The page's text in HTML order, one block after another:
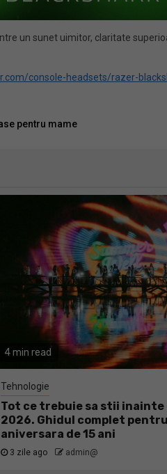
un sunet uimitor, claritate
console-headsets/razer-
pentru mame
4 min read
Tehnologie
Tot ce trebuie sa stii inainte
2026. Ghidul complet
aniversara de 15 ani
3 zile ago admin@